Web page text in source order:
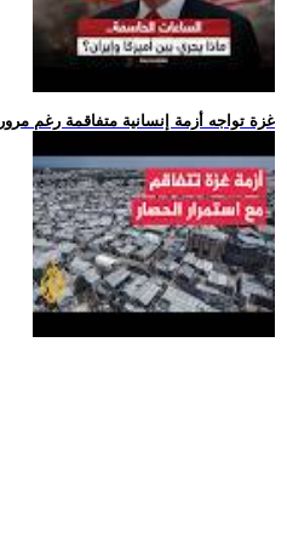
.. غزة تواجه أزمة إنسانية متفاقمة رغم مرور 300 يوم على اتفاق وق